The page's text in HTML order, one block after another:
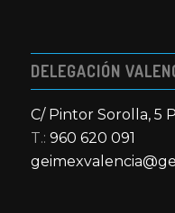
DELEGACIÓN
C/ Pintor Sorolla, 5
T.: 960 620 091